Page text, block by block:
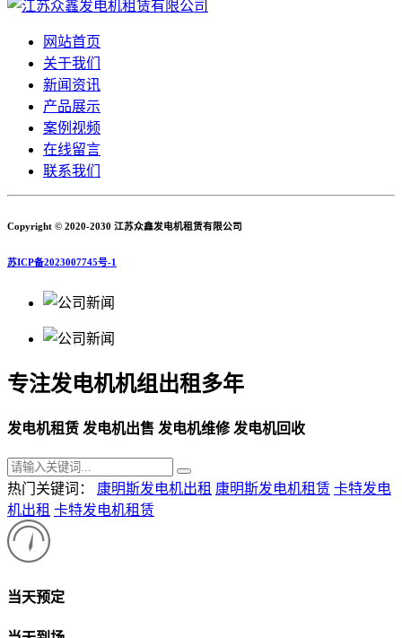
网站首页
关于我们
新闻资讯
产品展示
案例视频
在线留言
联系我们
Copyright © 2020-2030 江苏众鑫发电机租赁有限公司
苏ICP备2023007745号-1
专注发电机机组出租多年
发电机租赁 发电机出售 发电机维修 发电机回收
热门关键词： 康明斯发电机出租 康明斯发电机租赁 卡特发电
机出租 卡特发电机租赁
当天预定